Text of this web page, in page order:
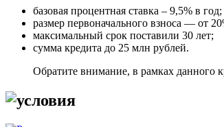
базовая процентная ставка – 9,5% в год;
размер первоначального взноса — от
максимальный срок поставили 30 лет;
сумма кредита до 25 млн рублей.
Обратите внимание, в рамках данного